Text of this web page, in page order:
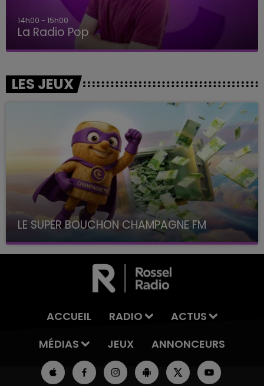
14h00 - 15h00
La Radio Pop
LES JEUX
LE SUPER BOUCHON CHAMPAGNE FM
avec La Famille Champagne FM, à 8H10
ACCUEIL RADIO
ACTUS
MÉDIAS
JEUX ANNONCEURS